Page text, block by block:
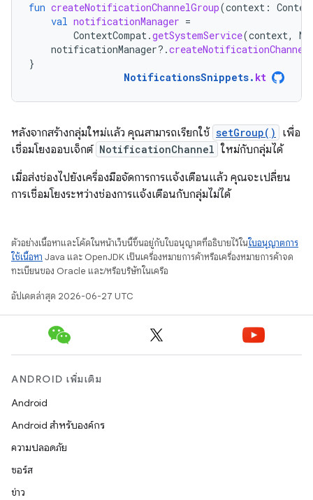
fun createNotificationChannelGroup(context :
val notificationManager =
ContextCompat.getSystemService(context,
notificationManager?.
}
NotificationsSnippets. kt
หลังจากสร้างกลุ่มใหม่แล้ว คุณสามารถเรียกใช้ setGroup()
เพื่อ
เชื่อมโยงออบเจ็กต์ NotificationChannel ใหม่กับกลุ่มได้
เมื่อส่งช่องไปยังเครื่องมือจัดการการแจ้งเตือนแล้ว คุณจะเปลี่ยน
การเชื่อมโยงระหว่างช่องการแจ้งเตือนกับกลุ่มไม่ได้
ตัวอย่างเนื้อหาและโค้ดในหน้าเว็บนี้ขึ้นอยู่กับใบอนุญาตที่อธิบายไว้ในใบอนุญาตการ
ใช้เนื้อหา Java และ OpenJDK เป็นเครื่องหมายการค้าหรือเครื่องหมายการค้าจด
ทะเบียนของ Oracle และ/หรือบริษัทในเครือ
อัปเดตล่าสุด 2026-06-27 UTC
ANDROID เพิ่มเติม
Android
Android สำหรับองค์กร
ความปลอดภัย
ซอร์ส
ข่าว